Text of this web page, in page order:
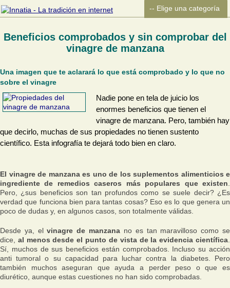
Beneficios comprobados y sin comprobar del
vinagre de manzana
Una imagen que te aclarará lo que está comprobado y lo que no
sobre el vinagre
Nadie pone en tela de juicio los
enormes beneficios que tienen el
vinagre de manzana. Pero, también hay
que decirlo, muchas de sus propiedades no tienen sustento
científico. Esta infografía te dejará todo bien en claro.
El vinagre de manzana es uno de los suplementos alimenticios e
ingrediente de remedios caseros más populares que existen
Pero, ¿sus beneficios son tan profundos como se suele decir? ¿Es
verdad que funciona bien para tantas cosas? Eso es lo que genera un
poco de dudas y, en algunos casos, son totalmente válidas.
Desde ya, elvinagre de manzana no es tan maravilloso como se
dice, al menos desde el punto de vista de la evidencia científica
Sí, muchos de sus beneficios están comprobados. Incluso su acción
anti tumoral o su capacidad para luchar contra la diabetes. Pero
también muchos aseguran que ayuda a perder peso o que es
diurético, aunque estas cuestiones no han sido comprobadas.